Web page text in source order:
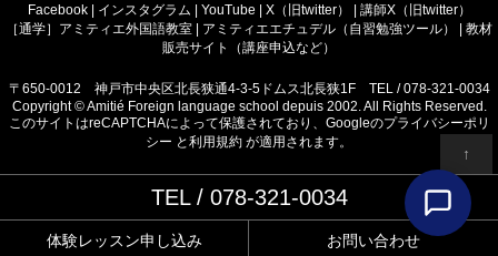
TEL / 078-321-0034
体験レッスン申し込み お問い合わせ
↑
Facebook | インスタグラム | YouTube | X（旧twitter） | 講師X（旧twitter）
［通学］アミティエ外国語教室 | アミティエエチュデル（自習勉強ツール） | 教材
販売サイト（講座申込など）
〒650-0012 神戸市中央区北長狭通4-3-5ドムス北長狭1F TEL / 078-321-0034
Copyright © Amitié Foreign language school depuis 2002. All Rights Reserved.
このサイトはreCAPTCHAによって保護されており、Googleのプライバシーポリ
シー と利用規約 が適用されます。